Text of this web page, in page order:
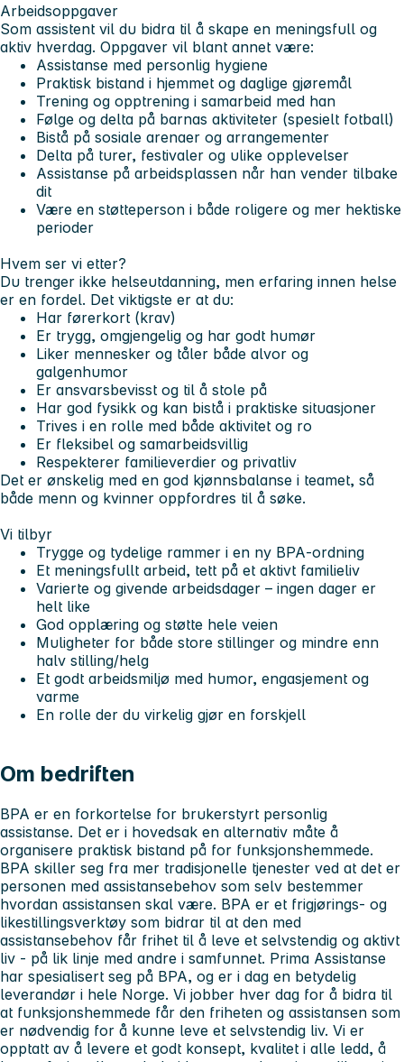
Arbeidsoppgaver
Som assistent vil du bidra til å skape en meningsfull og
aktiv hverdag. Oppgaver vil blant annet være:
Assistanse med personlig hygiene
Praktisk bistand i hjemmet og daglige gjøremål
Trening og opptrening i samarbeid med han
Følge og delta på barnas aktiviteter (spesielt fotball)
Bistå på sosiale arenaer og arrangementer
Delta på turer, festivaler og ulike opplevelser
Assistanse på arbeidsplassen når han vender tilbake
dit
Være en støtteperson i både roligere og mer hektiske
perioder
Hvem ser vi etter?
Du trenger ikke helseutdanning, men erfaring innen helse
er en fordel. Det viktigste er at du:
Har førerkort (krav)
Er trygg, omgjengelig og har godt humør
Liker mennesker og tåler både alvor og
galgenhumor
Er ansvarsbevisst og til å stole på
Har god fysikk og kan bistå i praktiske situasjoner
Trives i en rolle med både aktivitet og ro
Er fleksibel og samarbeidsvillig
Respekterer familieverdier og privatliv
Det er ønskelig med en god kjønnsbalanse i teamet, så
både menn og kvinner oppfordres til å søke.
Vi tilbyr
Trygge og tydelige rammer i en ny BPA‑ordning
Et meningsfullt arbeid, tett på et aktivt familieliv
Varierte og givende arbeidsdager – ingen dager er
helt like
God opplæring og støtte hele veien
Muligheter for både store stillinger og mindre enn
halv stilling/helg
Et godt arbeidsmiljø med humor, engasjement og
varme
En rolle der du virkelig gjør en forskjell
Om bedriften
BPA er en forkortelse for brukerstyrt personlig
assistanse. Det er i hovedsak en alternativ måte å
organisere praktisk bistand på for funksjonshemmede.
BPA skiller seg fra mer tradisjonelle tjenester ved at det er
personen med assistansebehov som selv bestemmer
hvordan assistansen skal være. BPA er et frigjørings- og
likestillingsverktøy som bidrar til at den med
assistansebehov får frihet til å leve et selvstendig og aktivt
liv - på lik linje med andre i samfunnet. Prima Assistanse
har spesialisert seg på BPA, og er i dag en betydelig
leverandør i hele Norge. Vi jobber hver dag for å bidra til
at funksjonshemmede får den friheten og assistansen som
er nødvendig for å kunne leve et selvstendig liv. Vi er
opptatt av å levere et godt konsept, kvalitet i alle ledd, å